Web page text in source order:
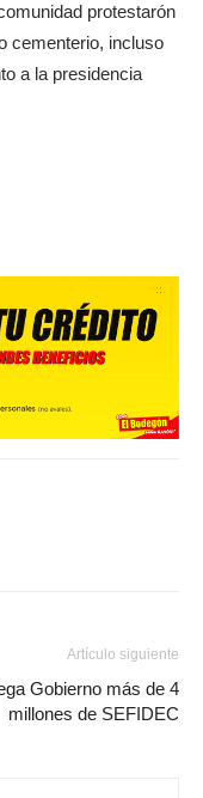
protestarón
cementerio, incluso
a la presidencia
Artículo siguiente
Gobierno más de 4
millones de SEFIDEC